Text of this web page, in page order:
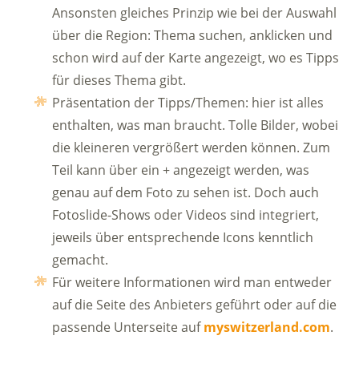
Ansonsten gleiches Prinzip wie bei der Auswahl
über die Region: Thema suchen, anklicken und
schon wird auf der Karte angezeigt, wo es Tipps
für dieses Thema gibt.
Präsentation der Tipps/Themen: hier ist alles
enthalten, was man braucht. Tolle Bilder, wobei
die kleineren vergrößert werden können. Zum
Teil kann über ein + angezeigt werden, was
genau auf dem Foto zu sehen ist. Doch auch
Fotoslide-Shows oder Videos sind integriert,
jeweils über entsprechende Icons kenntlich
gemacht.
Für weitere Informationen wird man entweder
auf die Seite des Anbieters geführt oder auf die
passende Unterseite aufmyswitzerland.com.